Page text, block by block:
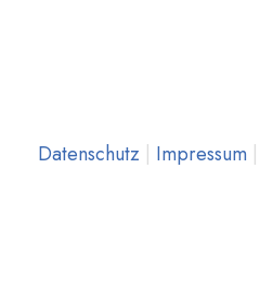
Datenschutz Impressum